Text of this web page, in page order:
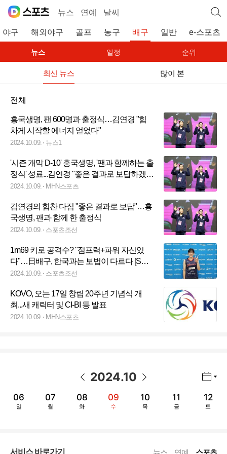
뉴스 연예 날씨
야구 해외야구 골프 농구 배구 일반 e-스포츠
뉴스 일정 순위
최신 뉴스 많이 본
전체
흥국생명, 팬 600명과 출정식…김연경 "힘
차게 시작할 에너지 얻었다"
2024.10.09. 뉴스1
'시즌 개막 D-10' 흥국생명, '팬과 함께하는 출
정식' 성료...김연경 "좋은 결과로 보답하겠
다"
2024.10.09. MHN스포츠
김연경의 힘찬 다짐 "좋은 결과로 보답"…흥
국생명, 팬과 함께 한 출정식
2024.10.09. 스포츠조선
1m69 키로 공격수? "점프력+파워 자신있
다"…日배구, 한국과는 보법이 다르다 [SC
포커스]
2024.10.09. 스포츠조선
KOVO, 오는 17일 창립 20주년 기념식 개
최...새 캐릭터 및 CI-BI 등 발표
2024.10.09. MHN스포츠
2024.10
06
일
07
월
08
화
09
수
10
목
11
금
12
토
서비스 바로가기 뉴스 연예 스포츠